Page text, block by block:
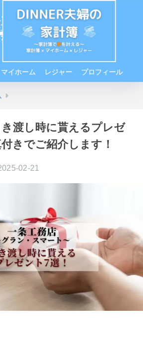
マイホーム レジャー プロフィール
渡し時に貰えるプレゼ
きでご紹介します！
02-21